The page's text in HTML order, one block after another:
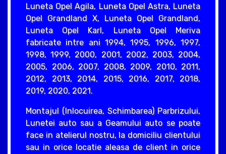
Luneta Opel Agila, Luneta Opel Astra, Luneta
Opel Grandland X, Luneta Opel Grandland,
Luneta Opel Karl, Luneta Opel Meriva
fabricate intre ani 1994, 1995, 1996, 1997,
1998, 1999, 2000, 2001, 2002, 2003, 2004,
2005, 2006, 2007, 2008, 2009, 2010, 2011,
2012, 2013, 2014, 2015, 2016, 2017, 2018,
2019, 2020, 2021.
Montajul (Inlocuirea, Schimbarea) Parbrizului,
Lunetei auto sau a Geamului auto se poate
face in atelierul nostru, la domiciliu clientului
sau in orice locatie aleasa de client in orice